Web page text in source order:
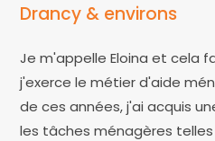
Drancy & environs
Je m'appelle Eloina et cela
j'exerce le métier d'aide
de ces années, j'ai acquis
les tâches ménagères